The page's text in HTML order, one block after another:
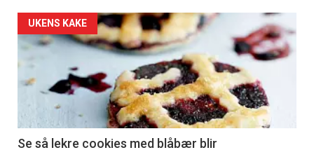
Artikler
detail
-
section
11
UKENS KAKE
Se så lekre cookies med blåbær blir